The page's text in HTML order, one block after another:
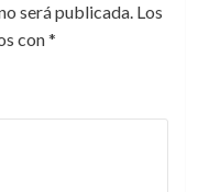
será publicada. Los
con*